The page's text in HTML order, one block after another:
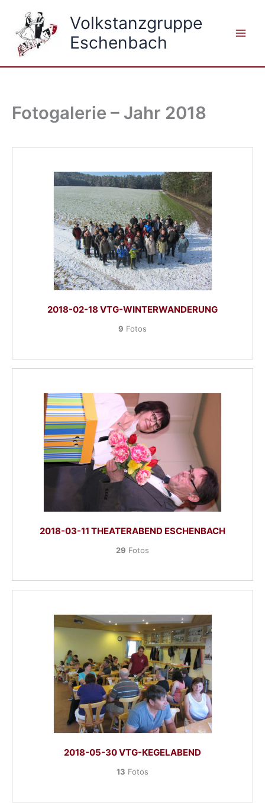
springen
Volkstanzgruppe
Eschenbach
Fotogalerie – Jahr 2018
2018-02-18 VTG-WINTERWANDERUNG
9 Fotos
2018-03-11 THEATERABEND ESCHENBACH
29 Fotos
2018-05-30 VTG-KEGELABEND
13 Fotos